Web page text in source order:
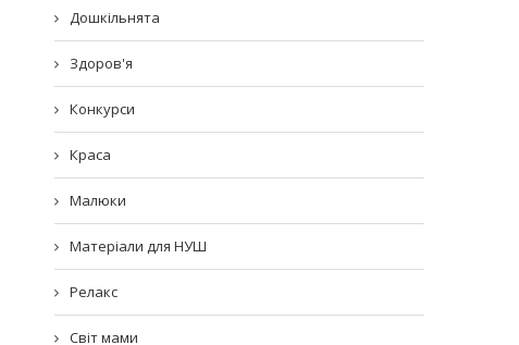
Дошкільнята
Здоров'я
Конкурси
Краса
Малюки
Матеріали для НУШ
Релакс
Світ мами